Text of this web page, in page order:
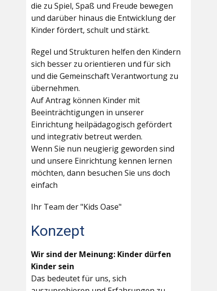
die zu Spiel, Spaß und Freude bewegen
und darüber hinaus die Entwicklung der
Kinder fördert, schult und stärkt.
Regel und Strukturen helfen den Kindern
sich besser zu orientieren und für sich
und die Gemeinschaft Verantwortung zu
übernehmen.
Auf Antrag können Kinder mit
Beeinträchtigungen in unserer
Einrichtung heilpädagogisch gefördert
und integrativ betreut werden.
Wenn Sie nun neugierig geworden sind
und unsere Einrichtung kennen lernen
möchten, dann besuchen Sie uns doch
einfach
Ihr Team der "Kids Oase"
Konzept
Wir sind der Meinung: Kinder dürfen
Kinder sein
Das bedeutet für uns, sich